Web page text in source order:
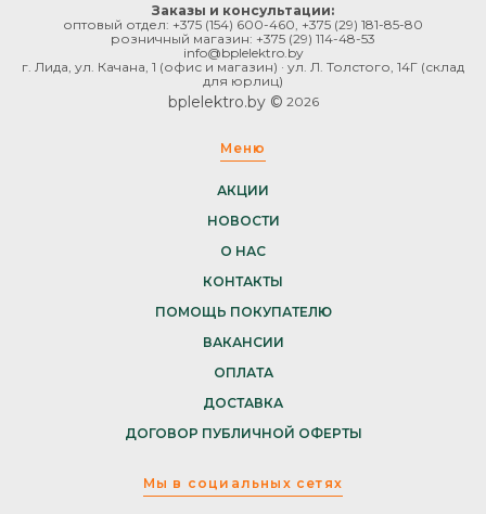
Заказы и консультации:
оптовый отдел: +375 (154) 600-460 +375 (29) 181-85-80
розничный магазин: +375 (29) 114-48-53
info@bplelektro.by
г. Лида, ул. Качана, 1 (офис и магазин) · ул. Л. Толстого, 14Г (склад
для юрлиц)
bplelektro.by © 2026
Меню
АКЦИИ
НОВОСТИ
О НАС
КОНТАКТЫ
ПОМОЩЬ ПОКУПАТЕЛЮ
ВАКАНСИИ
ОПЛАТА
ДОСТАВКА
ДОГОВОР ПУБЛИЧНОЙ ОФЕРТЫ
Мы в социальных сетях